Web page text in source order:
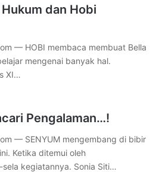
dan Hobi
— HOBI membaca membuat Bella
mengenai banyak hal.
XI…
Pengalaman…!
— SENYUM mengembang di bibir
Ketika ditemui oleh
sela kegiatannya. Sonia Siti…